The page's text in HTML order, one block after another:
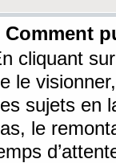
Comment
cliquant
le
sujets en
le